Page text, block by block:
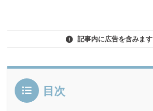
記事内に広告を含みます
目次